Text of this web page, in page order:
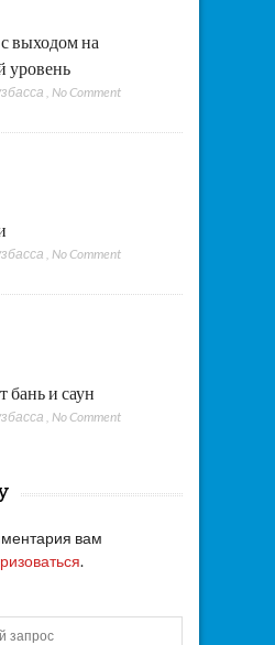
выходом на
уровень
No Comment
, No Comment
бань и саун
No Comment
вам
.